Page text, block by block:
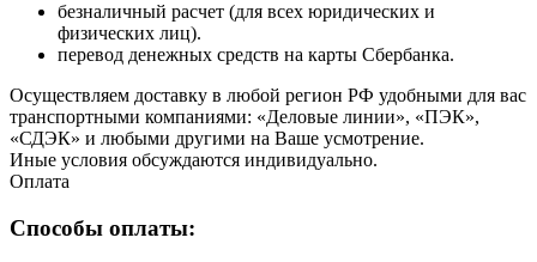
безналичный расчет (для всех юридических и
физических лиц).
перевод денежных средств на карты Сбербанка.
Осуществляем доставку в любой регион РФ удобными для вас
транспортными компаниями: «Деловые линии», «ПЭК»,
«СДЭК» и любыми другими на Ваше усмотрение.
Иные условия обсуждаются индивидуально.
Оплата
Способы оплаты: